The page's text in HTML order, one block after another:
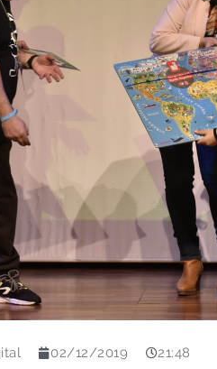
02/12/2019 21:48